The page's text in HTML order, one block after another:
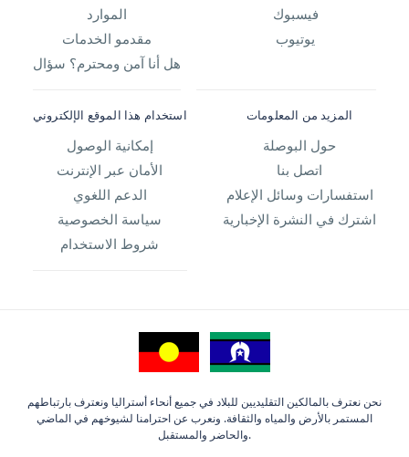
الموارد
مقدمو الخدمات
هل أنا آمن ومحترم؟ سؤال
فيسبوك
يوتيوب
استخدام هذا الموقع الإلكتروني
إمكانية الوصول
الأمان عبر الإنترنت
الدعم اللغوي
سياسة الخصوصية
شروط الاستخدام
المزيد من المعلومات
حول البوصلة
اتصل بنا
استفسارات وسائل الإعلام
اشترك في النشرة الإخبارية
نحن نعترف بالمالكين التقليديين للبلاد في جميع أنحاء أستراليا ونعترف بارتباطهم
المستمر بالأرض والمياه والثقافة. ونعرب عن احترامنا لشيوخهم في الماضي
والحاضر والمستقبل.